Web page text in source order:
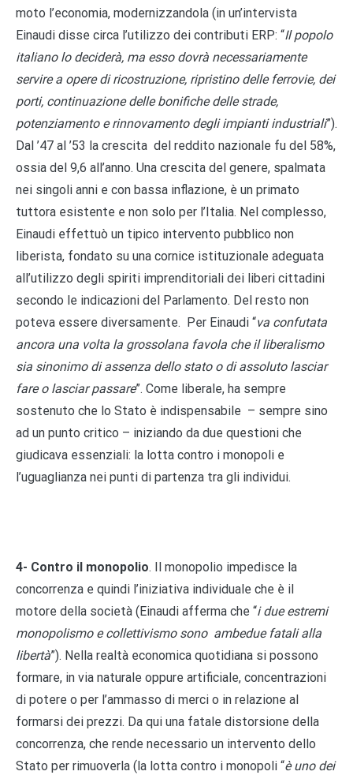
moto l’economia, modernizzandola (in un’intervista
Einaudi disse circa l’utilizzo dei contributi ERP: “Il popolo
italiano lo deciderà, ma esso dovrà necessariamente
servire a opere di ricostruzione, ripristino delle ferrovie, dei
porti, continuazione delle bonifiche delle strade,
potenziamento e rinnovamento degli impianti industriali”).
Dal ’47 al ’53 la crescita del reddito nazionale fu del 58%,
ossia del 9,6 all’anno. Una crescita del genere, spalmata
nei singoli anni e con bassa inflazione, è un primato
tuttora esistente e non solo per l’Italia. Nel complesso,
Einaudi effettuò un tipico intervento pubblico non
liberista, fondato su una cornice istituzionale adeguata
all’utilizzo degli spiriti imprenditoriali dei liberi cittadini
secondo le indicazioni del Parlamento. Del resto non
poteva essere diversamente. Per Einaudi “va confutata
ancora una volta la grossolana favola che il liberalismo
sia sinonimo di assenza dello stato o di assoluto lasciar
fare o lasciar passare”. Come liberale, ha sempre
sostenuto che lo Stato è indispensabile – sempre sino
ad un punto critico – iniziando da due questioni che
giudicava essenziali: la lotta contro i monopoli e
l’uguaglianza nei punti di partenza tra gli individui.
4- Contro il monopolio. Il monopolio impedisce la
concorrenza e quindi l’iniziativa individuale che è il
motore della società (Einaudi afferma che “i due estremi
monopolismo e collettivismo sono ambedue fatali alla
libertà”). Nella realtà economica quotidiana si possono
formare, in via naturale oppure artificiale, concentrazioni
di potere o per l’ammasso di merci o in relazione al
formarsi dei prezzi. Da qui una fatale distorsione della
concorrenza, che rende necessario un intervento dello
Stato per rimuoverla (la lotta contro i monopoli “è uno dei